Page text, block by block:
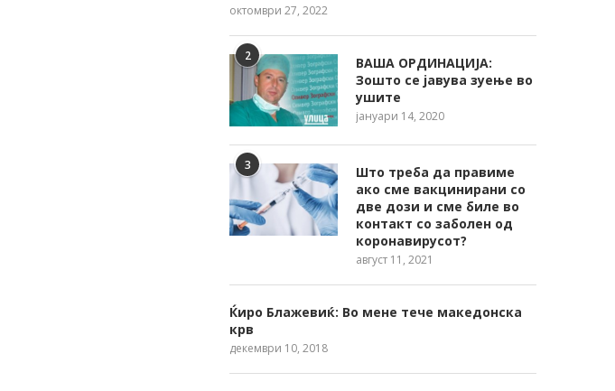
октомври 27, 2022
2
ВАША ОРДИНАЦИЈА:
Зошто се јавува зуење во
ушите
јануари 14, 2020
3
Што треба да правиме
ако сме вакцинирани со
две дози и сме биле во
контакт со заболен од
коронавирусот?
август 11, 2021
Ќиро Блажевиќ: Во мене тече македонска
крв
декември 10, 2018